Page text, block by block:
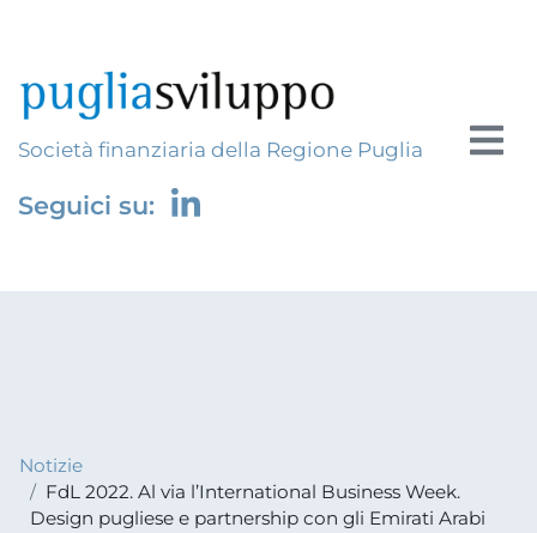
Società finanziaria della Regione Puglia
Seguici su:
Notizie
FdL 2022. Al via l’International Business Week.
Design pugliese e partnership con gli Emirati Arabi